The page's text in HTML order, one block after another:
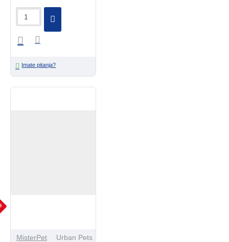
Imate pitanja?
MisterPet Urban Pets